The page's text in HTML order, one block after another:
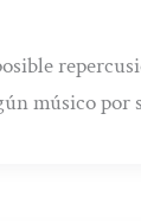
músico por